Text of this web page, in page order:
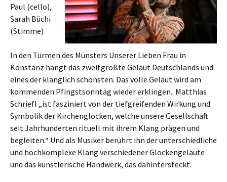
Paul (cello),
Sarah Büchi
(Stimme)
In den Türmen des Münsters Unserer Lieben Frau in
Konstanz hängt das zweitgrößte Geläut Deutschlands und
eines der klanglich schönsten. Das volle Geläut wird am
kommenden Pfingstsonntag wieder erklingen. Matthias
Schriefl „ist fasziniert von der tiefgreifenden Wirkung und
Symbolik der Kirchenglocken, welche unsere Gesellschaft
seit Jahrhunderten rituell mit ihrem Klang prägen und
begleiten.“ Und als Musiker berührt ihn der unterschiedliche
und hochkomplexe Klang verschiedener Glockengeläute
und das künstlerische Handwerk, das dahintersteckt.